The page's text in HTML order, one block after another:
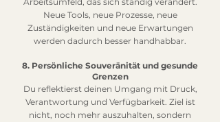
Neue Tools, neue Prozesse, neue
Zuständigkeiten und neue Erwartungen
werden dadurch besser handhabbar.
8. Persönliche Souveränität und gesunde
Grenzen
Du reflektierst deinen Umgang mit Druck,
Verantwortung und Verfügbarkeit. Ziel ist
nicht, noch mehr auszuhalten, sondern